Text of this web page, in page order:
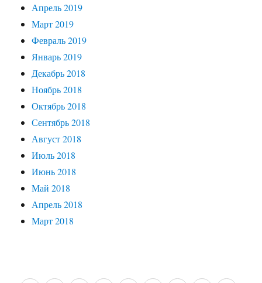
Апрель 2019
Март 2019
Февраль 2019
Январь 2019
Декабрь 2018
Ноябрь 2018
Октябрь 2018
Сентябрь 2018
Август 2018
Июль 2018
Июнь 2018
Май 2018
Апрель 2018
Март 2018